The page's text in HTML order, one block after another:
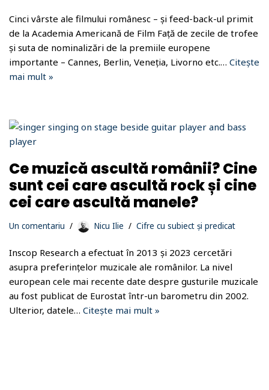
Cinci vârste ale filmului românesc – și feed-back-ul primit
de la Academia Americană de Film Față de zecile de trofee
și suta de nominalizări de la premiile europene
importante – Cannes, Berlin, Veneția, Livorno etc.… Citește
mai mult »
Ce muzică ascultă românii? Cine
sunt cei care ascultă rock și cine
cei care ascultă manele?
Un comentariu Nicu Ilie Cifre cu subiect și predicat
Inscop Research a efectuat în 2013 și 2023 cercetări
asupra preferințelor muzicale ale românilor. La nivel
european cele mai recente date despre gusturile muzicale
au fost publicat de Eurostat într-un barometru din 2002.
Ulterior, datele… Citește mai mult »